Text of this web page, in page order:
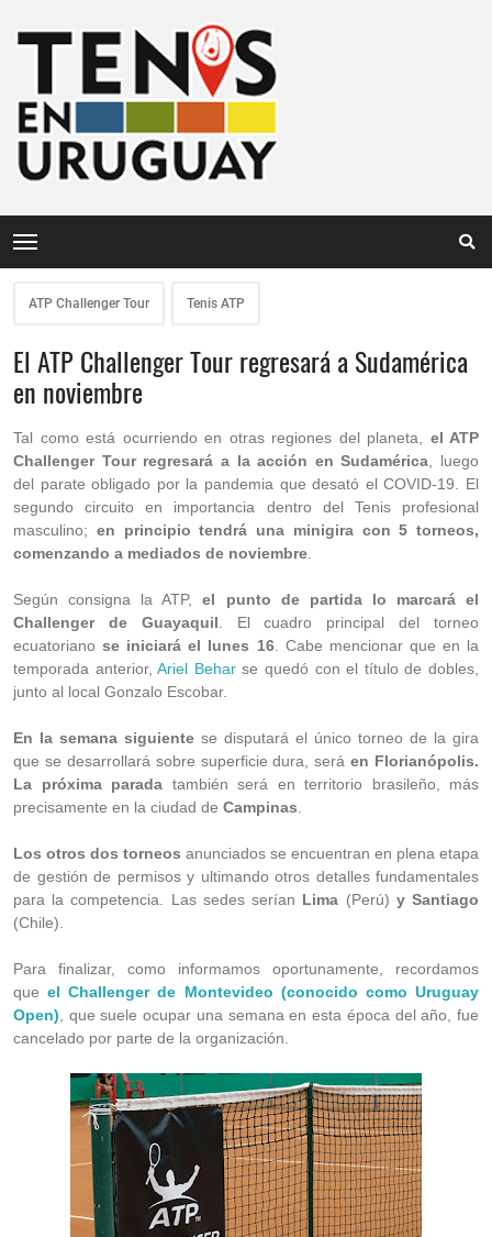
ATP Challenger Tour Tenis ATP
El ATP Challenger Tour regresará a Sudamérica
en noviembre
Tal como está ocurriendo en otras regiones del planeta, el ATP
Challenger Tour regresará a la acción en Sudamérica , luego
del parate obligado por la pandemia que desató el COVID-19. El
segundo circuito en importancia dentro del Tenis profesional
masculino; en principio tendrá una minigira con 5 torneos,
comenzando a mediados de noviembre
Según consigna la ATP,el punto de partida lo marcará el
Challenger de Guayaquil . El cuadro principal del torneo
ecuatorianose iniciará el lunes 16. Cabe mencionar que en la
temporada anterior,Ariel Beharse quedó con el título de dobles,
junto al local Gonzalo Escobar.
En la semana siguiente se disputará el único torneo de la gira
que se desarrollará sobre superficie dura, seráen Florianópolis.
La próxima parada también será en territorio brasileño, más
precisamente en la ciudad de Campinas
Los otros dos torneos anunciados se encuentran en plena etapa
de gestión de permisos y ultimando otros detalles fundamentales
para la competencia. Las sedes serían Lima (Perú) y Santiago
(Chile).
Para finalizar, como informamos oportunamente, recordamos
queel Challenger de Montevideo (conocido como Uruguay
Open) , que suele ocupar una semana en esta época del año, fue
cancelado por parte de la organización.